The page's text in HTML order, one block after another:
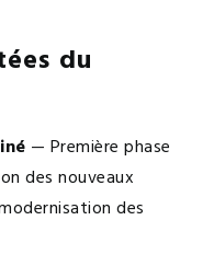
du
— Première phase
des nouveaux
des